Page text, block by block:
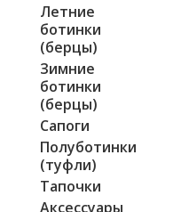
Летние
ботинки
(берцы)
Зимние
ботинки
(берцы)
Сапоги
Полуботинки
(туфли)
Тапочки
Аксессуары